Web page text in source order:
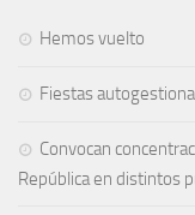
Hemos vuelto
Fiestas
Convocan
República en distintos